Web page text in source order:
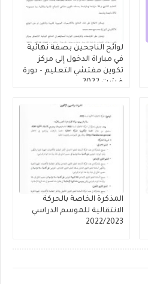
لوائح الناجحين بصفة نهائية
في مباراة الدخول إلى مركز
تكوين مفتشي التعليم - دورة
غشت 2022
المذكرة الخاصة بالحركة
الانتقالية للموسم الدراسي
2022/2023